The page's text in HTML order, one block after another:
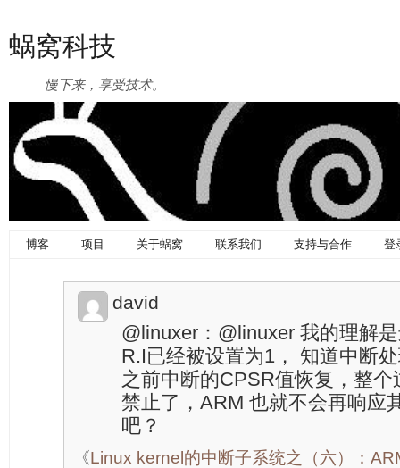
蜗窝科技
慢下来，享受技术。
博客 项目 关于蜗窝 联系我们 支持与合作 登
david
@linuxer：@linuxer 我的理解
R.I已经被设置为1， 知道中断
之前中断的CPSR值恢复，整
禁止了，ARM 也就不会再响应
吧？
《Linux kernel的中断子系统之（六）：